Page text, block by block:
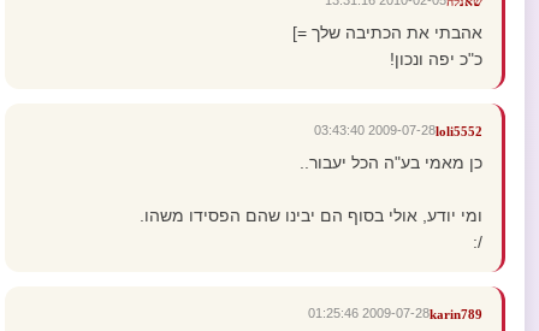
אהבתי את הכתיבה שלך =]
כ"כ יפה ונכון!
loli5552
2009-07-28 03:43:40
כן מאמי בע"ה הכל יעבור..
ומי יודע, אולי בסוף הם יבינו שהם הפסידו משהו.
/:
karin789
2009-07-28 01:25:46